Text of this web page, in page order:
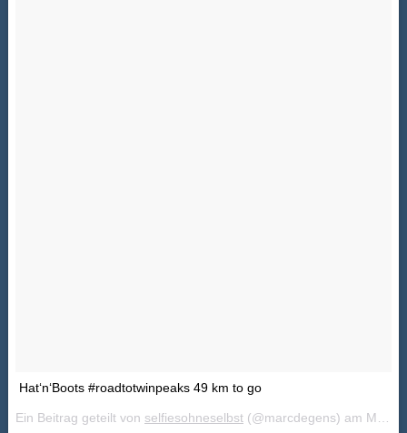
Hat‘n‘Boots #roadtotwinpeaks 49 km to go
Ein Beitrag geteilt von selfiesohneselbst (@marcdegens) am Mai 21, 2018 um 12:51 PDT